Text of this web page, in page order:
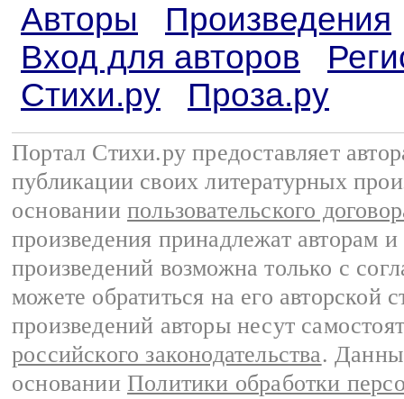
Авторы
Произведения
Вход для авторов
Стихи.ру
Проза.ру
Портал Стихи.ру предоставляет
публикации своих литературных
основании пользовательского
произведения принадлежат авторам
произведений возможна только с
можете обратиться на его авторской
произведений авторы несут
российского законодательства.
основании Политики обработки